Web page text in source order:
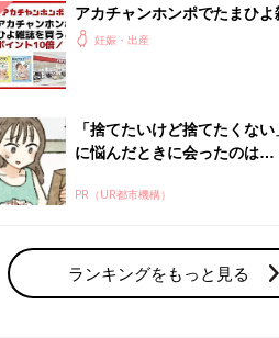
アカチャンホンポでたまひよ
うとポイント10倍【期間限定
妊娠・出産
「捨てたいけど捨てたくな
に悩んだときに会ったのは…
PR（UR都市機構）
ランキングをもっと見る